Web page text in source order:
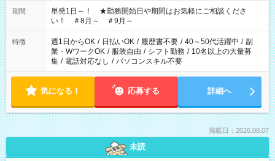
期間
単発1日～！ ★勤務開始日や期間はお気軽にご相談くださ
い！ ＃8月～ ＃9月～
特徴 週1日からOK / 日払いOK / 履歴書不要 / 40～50代活躍中 / 副
業・WワークOK / 服装自由 / シフト勤務 / 10名以上の大量募
集 / 電話対応なし / パソコンスキル不要
気になる！ 応募する 詳細へ
掲載日：2026.08.07
未読